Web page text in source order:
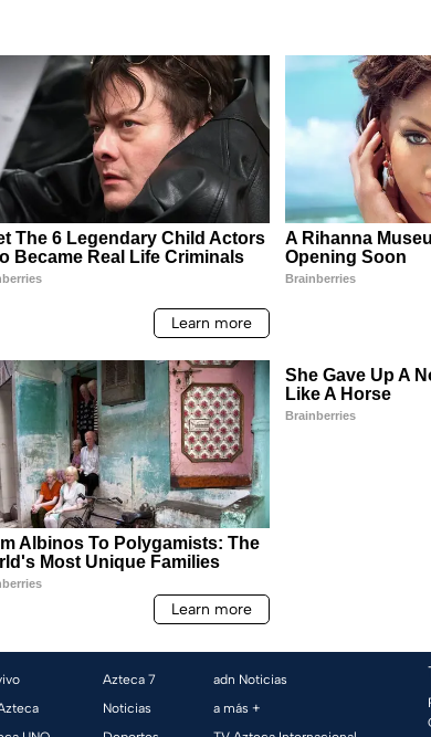
Azteca 7
Noticias
adn Noticias
a más +